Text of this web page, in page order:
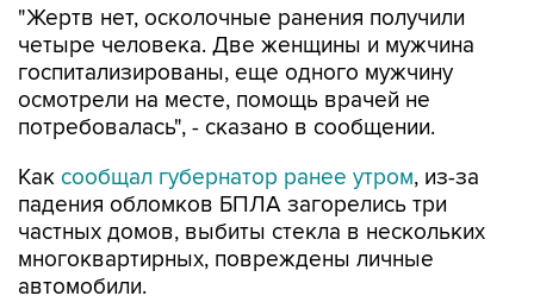
"Жертв нет, осколочные ранения получили
четыре человека. Две женщины и мужчина
госпитализированы, еще одного мужчину
осмотрели на месте, помощь врачей не
потребовалась", - сказано в сообщении.
Как сообщал губернатор ранее утром, из-за
падения обломков БПЛА загорелись три
частных домов, выбиты стекла в нескольких
многоквартирных, повреждены личные
автомобили.